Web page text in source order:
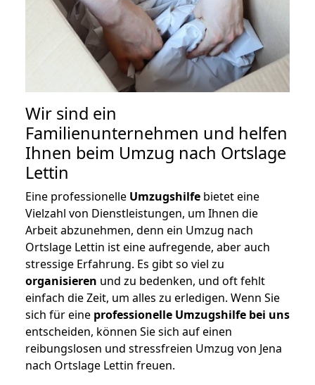
Wir sind ein
Familienunternehmen und helfen
Ihnen beim Umzug nach Ortslage
Lettin
Eine professionelle Umzugshilfe bietet eine
Vielzahl von Dienstleistungen, um Ihnen die
Arbeit abzunehmen, denn ein Umzug nach
Ortslage Lettin ist eine aufregende, aber auch
stressige Erfahrung. Es gibt so viel zu
organisieren und zu bedenken, und oft fehlt
einfach die Zeit, um alles zu erledigen. Wenn Sie
sich für eine professionelle Umzugshilfe bei uns
entscheiden, können Sie sich auf einen
reibungslosen und stressfreien Umzug von Jena
nach Ortslage Lettin freuen.